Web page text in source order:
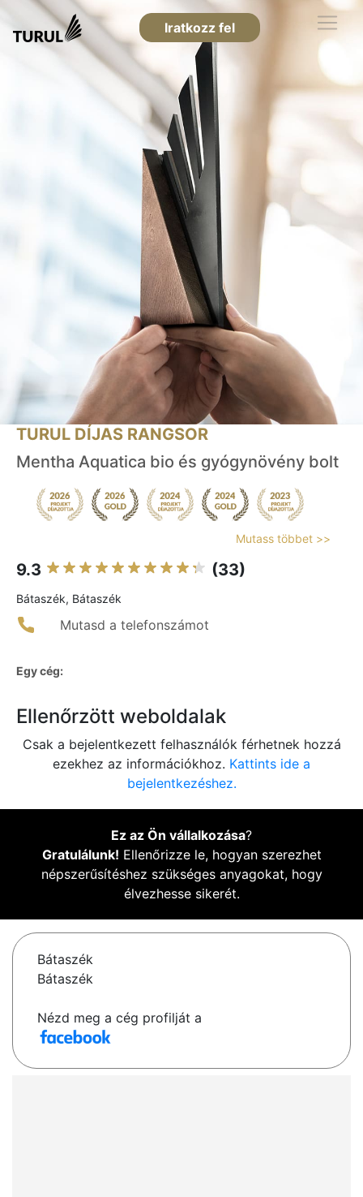
Iratkozz fel
TURUL DÍJAS RANGSOR
Mentha Aquatica bio és gyógynövény bolt
Mutass többet >>
9.3 (33)
Bátaszék, Bátaszék
Mutasd a telefonszámot
Egy cég:
Ellenőrzött weboldalak
Csak a bejelentkezett felhasználók férhetnek hozzá
ezekhez az információkhoz. Kattints ide a
bejelentkezéshez.
Ez az Ön vállalkozása?
Gratulálunk! Ellenőrizze le, hogyan szerezhet
népszerűsítéshez szükséges anyagokat, hogy
élvezhesse sikerét.
Bátaszék
Bátaszék
Nézd meg a cég profilját a